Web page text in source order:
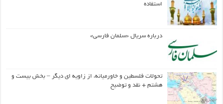
استفاده
درباره سریال «سلمان فارسی»
تحولات فلسطین و خاورمیانه، از زاویه ای دیگر – بخش بیست و
هشتم + نقد و توضیح